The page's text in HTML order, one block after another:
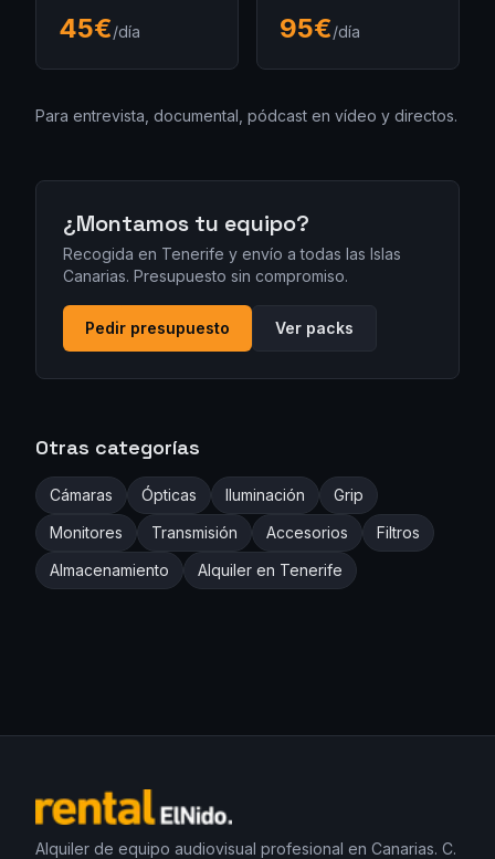
45€/día 95€/día
Para entrevista, documental, pódcast en vídeo y directos.
¿Montamos tu equipo?
Recogida en Tenerife y envío a todas las Islas
Canarias. Presupuesto sin compromiso.
Pedir presupuesto Ver packs
Otras categorías
Cámaras Ópticas Iluminación
Grip
Monitores
Transmisión Accesorios
Filtros
Almacenamiento
Alquiler en Tenerife
Alquiler de equipo audiovisual profesional en Canarias. C.